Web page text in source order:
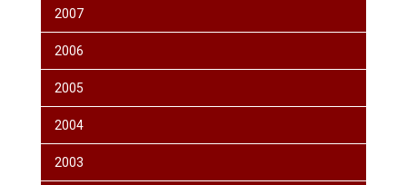
2007
2006
2005
2004
2003